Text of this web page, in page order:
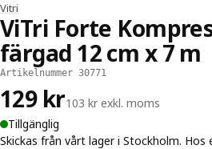
Vitri
ViTri Forte
färgad 12 cm x 7 m
Artikelnummer 30771
129 kr103 kr exkl. moms
Tillgänglig
Skickas från vårt lager i Stockholm. Hos